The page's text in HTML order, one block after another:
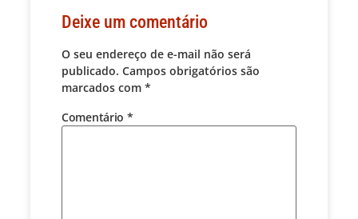
Deixe um comentário
O seu endereço de e-mail não será
publicado. Campos obrigatórios são
marcados com *
Comentário *